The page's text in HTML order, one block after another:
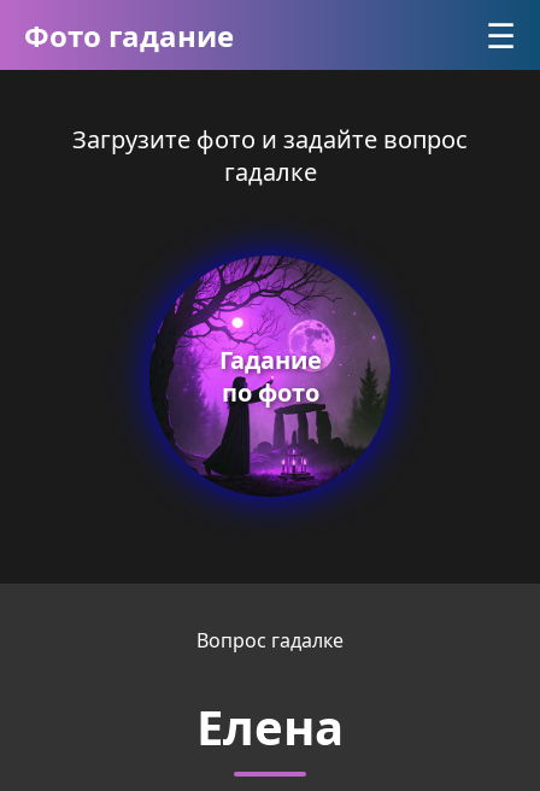
Фото гадание ☰
Загрузите фото и задайте вопрос
гадалке
Гадание
по фото
Вопрос гадалке
Елена